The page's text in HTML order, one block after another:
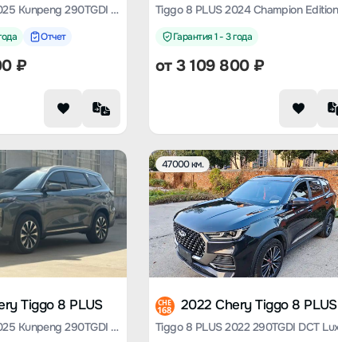
Tiggo 8 PLUS 2025 Kunpeng 290TGDI DCT Premium Type
Отчет
₽
Гарантия 1 - 3 года
от3 109 800₽
Tiggo 8 PLUS
Tiggo 8 PLUS 2025 Kunpeng 290TGDI DCT Premium Type
47000 км.
CHE
168 2022 Chery Tiggo 8 PLUS